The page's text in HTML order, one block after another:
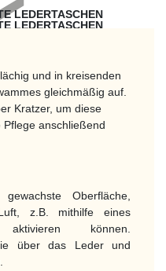
LEDERTASCHEN
LEDERTASCHEN
und in kreisenden
gleichmäßig auf.
Kratzer, um diese
anschließend
Oberfläche,
z.B. mithilfe eines
können.
über das Leder und